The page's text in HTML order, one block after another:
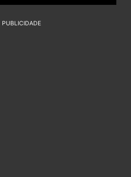
PUBLICIDADE